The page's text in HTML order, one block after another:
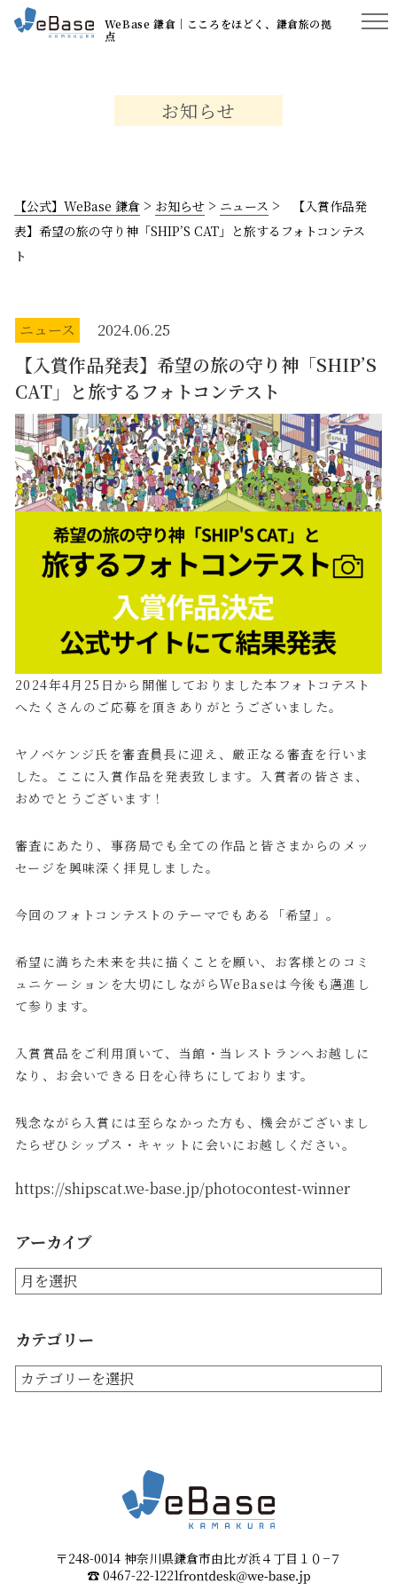
WeBase 鎌倉│こころをほどく、鎌倉旅の拠
点
お知らせ
【公式】WeBase 鎌倉 > お知らせ > ニュース >
【入賞作品発
表】希望の旅の守り神「SHIP’S CAT」と旅するフォトコンテス
ト
ニュース 2024.06.25
【入賞作品発表】希望の旅の守り神「SHIP’S
CAT」と旅するフォトコンテスト
2024年4月25日から開催しておりました本フォトコテスト
へたくさんのご応募を頂きありがとうございました。
ヤノベケンジ氏を審査員長に迎え、厳正なる審査を行いま
した。ここに入賞作品を発表致します。入賞者の皆さま、
おめでとうございます！
審査にあたり、事務局でも全ての作品と皆さまからのメッ
セージを興味深く拝見しました。
今回のフォトコンテストのテーマでもある「希望」。
希望に満ちた未来を共に描くことを願い、お客様とのコミ
ュニケーションを大切にしながらWeBaseは今後も邁進し
て参ります。​
​入賞賞品をご利用頂いて、当館・当レストランへお越しに
なり、お会いできる日を心待ちにしております。
残念ながら入賞には至らなかった方も、機会がございまし
たらぜひシップス・キャットに会いにお越しください。
https://shipscat.we-base.jp/photocontest-winner
アーカイブ
カテゴリー
〒248-0014 神奈川県鎌倉市由比ガ浜４丁目１０−７
☎︎0467-22-1221